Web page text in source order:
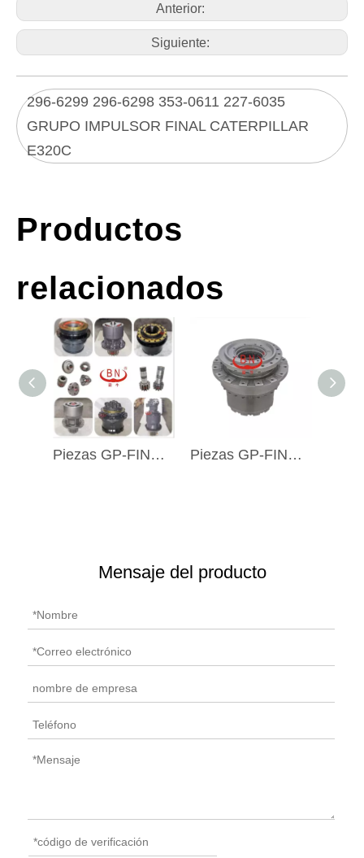
Anterior:
Siguiente:
296-6299 296-6298 353-0611 227-6035
GRUPO IMPULSOR FINAL CATERPILLAR
E320C
Productos
relacionados
Piezas GP-FINAL Hitachi de la IMPULSIÓN GP-FINAL de la caja de cambios del viaje del excavador de BN 9148930 9134826 9091682 EX220-5 Piezas GP-FINAL Hitachi de la IMPULSIÓN GP-FINAL de la caja de cambios del viaje del excavador de BN 9155253 EX200-5 EX200-3
Mensaje del producto